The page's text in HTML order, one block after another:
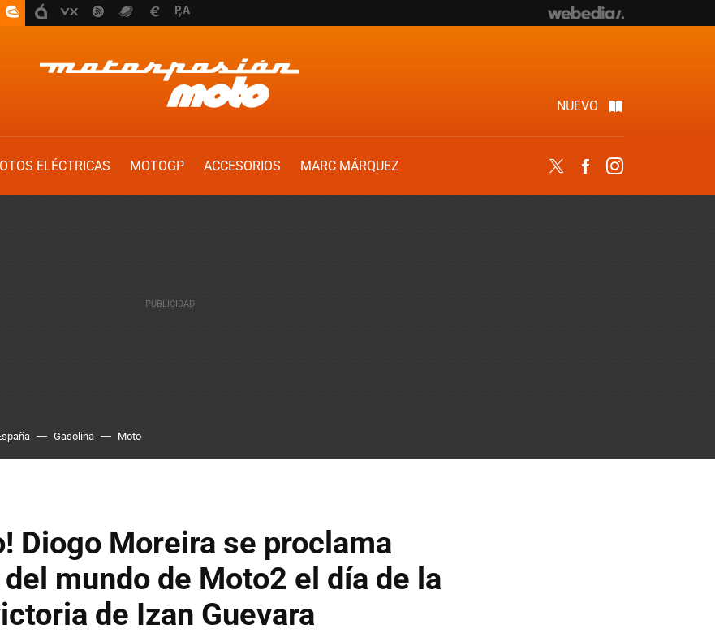
NUEVO
ELÉCTRICAS MOTOGP ACCESORIOS
MARC MÁRQUEZ
Twitter Facebook
Gasolina Moto
Diogo Moreira se proclama
mundo de Moto2 el día de la
de Izan Guevara